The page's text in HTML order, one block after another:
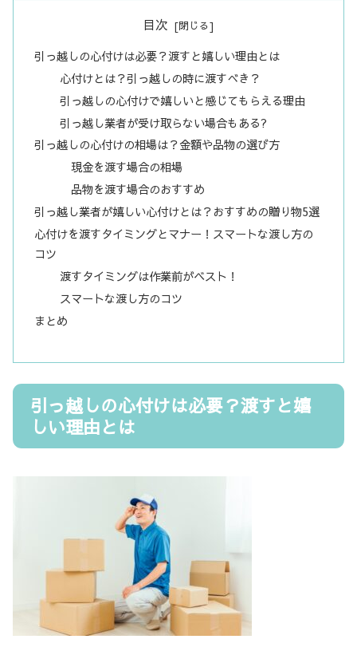
目次
引っ越しの心付けは必要？渡すと嬉しい理由とは
心付けとは？引っ越しの時に渡すべき？
引っ越しの心付けで嬉しいと感じてもらえる理由
引っ越し業者が受け取らない場合もある?
引っ越しの心付けの相場は？金額や品物の選び方
現金を渡す場合の相場
品物を渡す場合のおすすめ
引っ越し業者が嬉しい心付けとは？おすすめの贈り物5選
心付けを渡すタイミングとマナー！スマートな渡し方の
コツ
渡すタイミングは作業前がベスト！
スマートな渡し方のコツ
まとめ
引っ越しの心付けは必要？渡すと嬉
しい理由とは